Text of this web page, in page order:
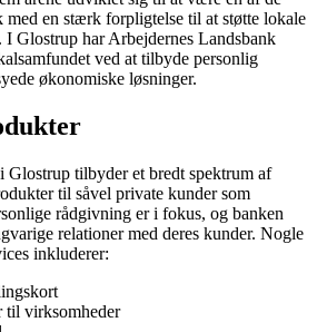
med en stærk forpligtelse til at støtte lokale
Glostrup har Arbejdernes Landsbank
ved at tilbyde personlig
økonomiske løsninger.
Glostrup tilbyder et bredt spektrum af
til såvel private kunder som
rådgivning er i fokus, og banken
relationer med deres kunder. Nogle
inkluderer:
til virksomheder